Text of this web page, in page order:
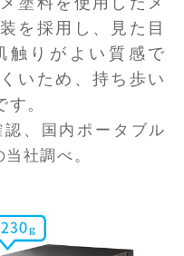
を採用し、見た目
触りがよい質感で
いため、持ち歩い
。
、国内ポータブル
社調べ。